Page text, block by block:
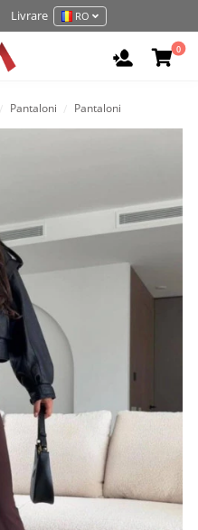
Livrare RO
0
Pantaloni Pantaloni